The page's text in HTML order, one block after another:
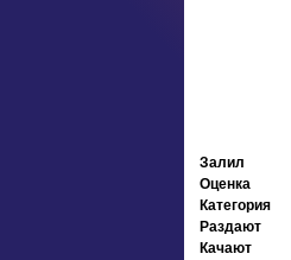
Залил
Оценка
Категория
Раздают
Качают